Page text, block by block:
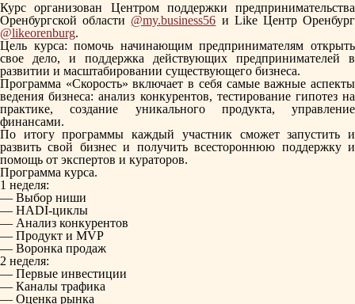
Курс организован Центром поддержки предпринимательства
Оренбургской области @my.business56 и Like Центр Оренбург
@likeorenburg.
Цель курса: помочь начинающим предпринимателям открыть
свое дело, и поддержка действующих предпринимателей в
развитии и масштабировании существующего бизнеса.
Программа «Скорость» включает в себя самые важные аспекты
ведения бизнеса: анализ конкурентов, тестирование гипотез на
практике, создание уникального продукта, управление
финансами.
По итогу программы каждый участник сможет запустить и
развить свой бизнес и получить всестороннюю поддержку и
помощь от экспертов и кураторов.
Программа курса.
1 неделя:
— Выбор ниши
— HADI-циклы
— Анализ конкурентов
— Продукт и MVP
— Воронка продаж
2 неделя:
— Первые инвестиции
— Каналы трафика
— Оценка рынка